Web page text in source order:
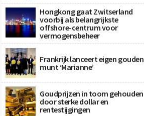
Hongkong gaat Zwitserland
voorbij als belangrijkste
offshore-centrum voor
vermogensbeheer
Frankrijk lanceert eigen gouden
munt ‘Marianne’
Goudprijzen in toom gehouden
door sterke dollar en
rentestijgingen